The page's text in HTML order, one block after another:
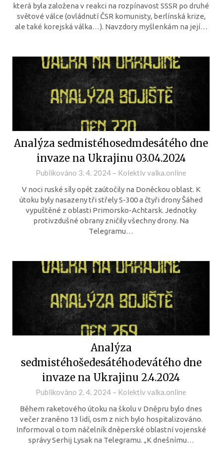
která byla založena v reakci na rozpínavost SSSR po druhé
světové válce (ovládnutí ČSR komunisty, berlínská krize,
ale také korejská válka…). Navzdory myšlenkám na její…
Analýza sedmistéhosedmdesátého dne
invaze na Ukrajinu 03.04.2024
Publikováno 3. 4. 2024 – Kolektiv valka.online
V noci ruské síly opět zaútočily na Doněckou oblast. K
útoku byly nasazeny tři střely S-300 a čtyři drony Šáhed
vypuštěné z oblasti Primorsko-Achtarsk. Jednotky
protivzdušné obrany zničily všechny drony. Na
Telegramu…
Analýza
sedmistéhošedesátéhodevátého dne
invaze na Ukrajinu 2.4.2024
Publikováno 2. 4. 2024 – Kolektiv valka.online
Během raketového útoku na školu v Dněpru bylo dnes
večer zraněno 13 lidí, osm z nich bylo hospitalizováno.
Informoval o tom náčelník dněperské oblastní vojenské
správy Serhij Lysak na Telegramu. „K dnešnímu…